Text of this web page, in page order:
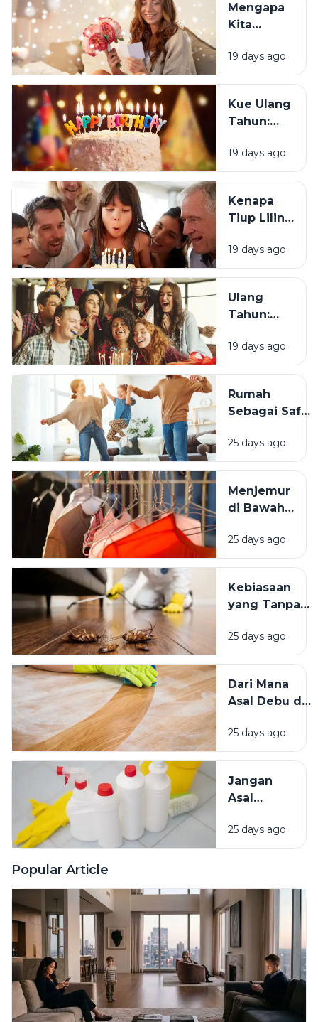
Merasa
Sedih Saat
Tahun?
Mengapa
Kita
Mendapat
Ucapan
Tahun?
19 days ago
Kue Ulang
Tahun:
Tradisi Ini
Berawal?
19 days ago
Kenapa
Tiup Lilin
Tradisi
Saat Ulang
19 days ago
Ulang
Tahun:
Momen
Bertambah
Terasa
Istimewa?
19 days ago
Rumah
Sebagai Safe
Mengapa
Lingkungan
Tinggal yang
Bersih
Kesejahteraan
Kita?
25 days ago
Menjemur
di Bawah
atau Di
Tempat
Mana yang
Lebih
25 days ago
Kebiasaan
yang Tanpa
Mengundang
Kecoak,
Hama
Lainnya Ke
25 days ago
Dari Mana
Asal Debu di
Kenali
Penyebab
Mengatasinya
25 days ago
Jangan
Asal
Bahan
Pembersih
25 days ago
Popular Article